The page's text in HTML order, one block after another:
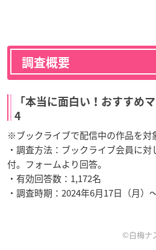
調査概要
「本当に面白い！おすすめ
4
※ブックライブで配信中の作品を対
・調査方法：ブックライブ会員に
付。フォームより回答。
・有効回答数：1,172名
・調査時期：2024年6月17日（月）
©白梅ナ